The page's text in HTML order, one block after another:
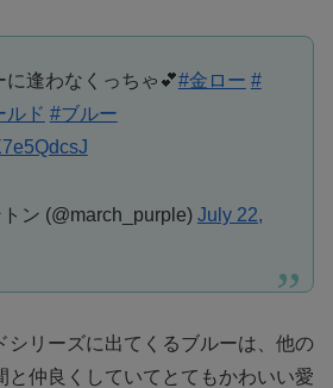
に逢わなくっちゃ💕#金ロー #
ルド #ブルー
ン (@march_purple) July 22,
シリーズに出てくるブルーは、他の
と仲良くしていてとてもかわいい愛